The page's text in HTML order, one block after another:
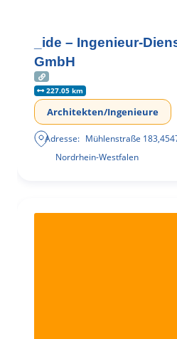
_ide – Ingenieur-
GmbH
227.05 km
Architekten/Ingenieure
Adresse: Mühlenstraße 183,
Nordrhein-Westfalen